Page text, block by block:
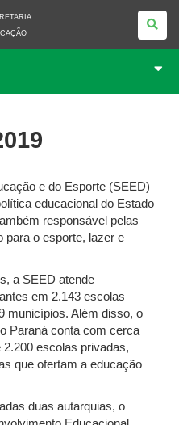
e do Esporte (SEED)
educacional do Estado
responsável pelas
para o esporte, lazer e
a SEED atende
em 2.143 escolas
municípios. Além disso, o
Paraná conta com cerca
escolas privadas,
que ofertam a educação
duas autarquias, o